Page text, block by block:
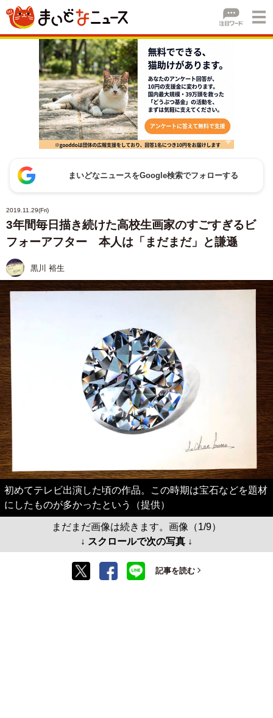
まいどなニュースをGoogle検索でフォローする
2019.11.29(Fri)
3年間毎日描き続けた高校生画家のすごすぎるビ
フォーアフター 本人は「まだまだ」と謙遜
黒川 裕生
初めてテレビ出演した頃の作品。この時期は宝石などを題材
にしたものが多かったという（提供）
まだまだ画像は続きます。画像（1/9）
↓ スクロールで次の写真 ↓
記事を読む